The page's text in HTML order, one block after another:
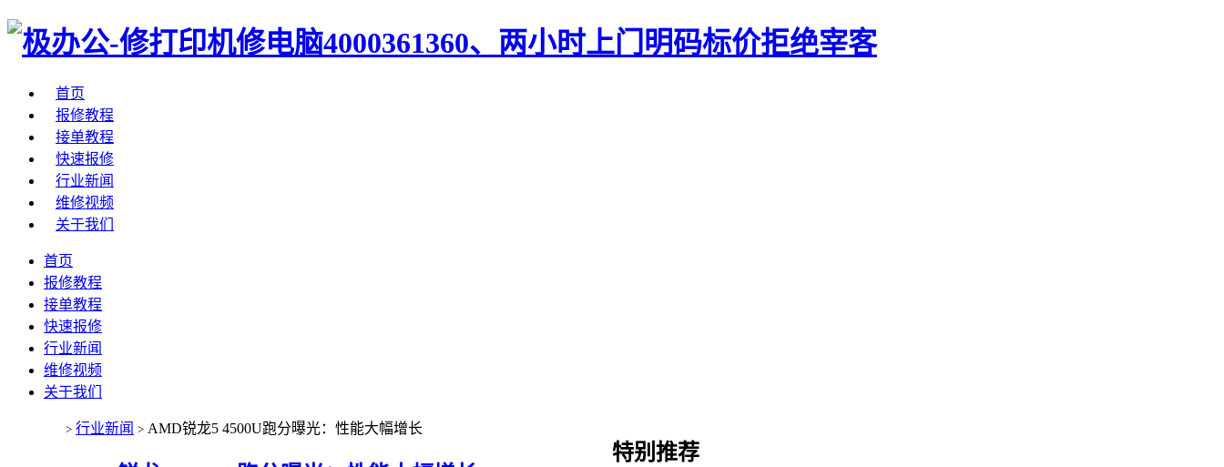
首页
报修教程
接单教程
快速报修
行业新闻
维修视频
关于我们
首页
报修教程
接单教程
快速报修
行业新闻
维修视频
关于我们
> 行业新闻 > AMD锐龙5 4500U跑分曝光：性能大幅增长
特别推荐